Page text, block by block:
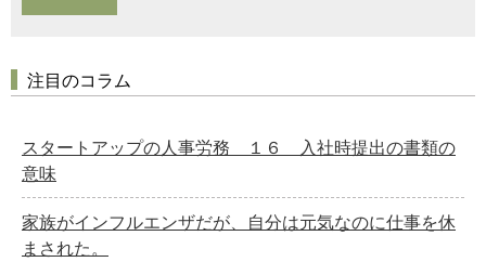
注目のコラム
スタートアップの人事労務 １６ 入社時提出の書類の
意味
家族がインフルエンザだが、自分は元気なのに仕事を休
まされた。